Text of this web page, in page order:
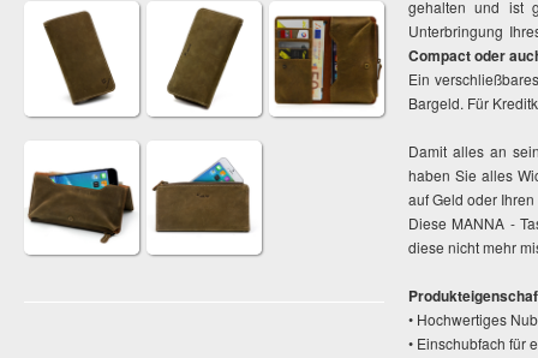
gehalten und ist
Unterbringung
Compact oder
Ein
Bargeld. Für
Damit alles an
haben Sie alles
auf Geld oder
Diese MANNA -
diese nicht mehr
• Hochwertiges
• Einschubfach für